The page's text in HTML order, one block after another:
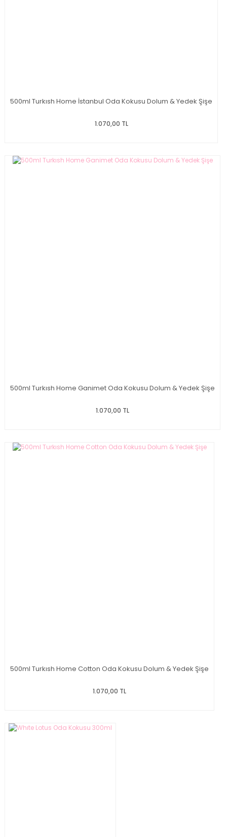
500ml Turkısh Home İstanbul Oda Kokusu Dolum & Yedek Şişe
1.070,00 TL
500ml Turkısh Home Ganimet Oda Kokusu Dolum & Yedek Şişe
1.070,00 TL
500ml Turkısh Home Cotton Oda Kokusu Dolum & Yedek Şişe
1.070,00 TL